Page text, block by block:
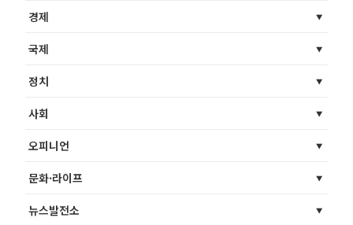
경제
국제
정치
사회
오피니언
문화·라이프
뉴스발전소